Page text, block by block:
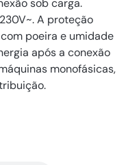
sob carga.
A proteção
poeira e umidade
após a conexão
monofásicas,